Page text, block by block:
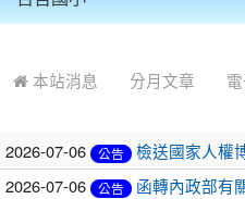
本站消息 分月文章
2026-07-06 公告
檢送國家人權
2026-07-06
公告
函轉內政部有